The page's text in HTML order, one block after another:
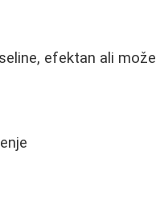
efektan ali može